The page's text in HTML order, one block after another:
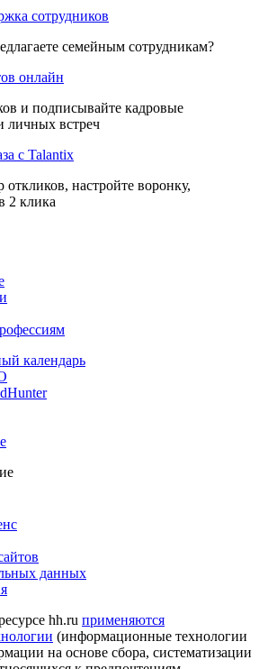
сотрудников
семейным сотрудникам?
онлайн
и подписывайте кадровые
личных встреч
с Talantix
откликов, настройте воронку,
2 клика
календарь
данных
hh.ru применяются
(информационные технологии
на основе сбора, систематизации